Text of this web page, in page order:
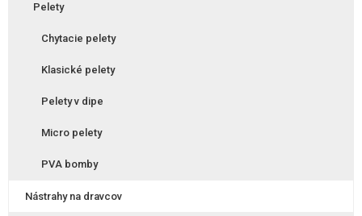
Pelety
Chytacie pelety
Klasické pelety
Pelety v dipe
Micro pelety
PVA bomby
Nástrahy na dravcov